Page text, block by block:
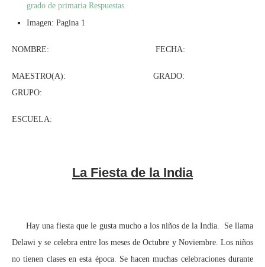
grado de primaria Respuestas
Imagen: Pagina 1
NOMBRE: FECHA:
MAESTRO(A): GRADO:
GRUPO:
ESCUELA:
La Fiesta de la India
Hay una fiesta que le gusta mucho a los niños de la India. Se llama
Delawi y se celebra entre los meses de Octubre y Noviembre. Los niños
no tienen clases en esta época. Se hacen muchas celebraciones durante